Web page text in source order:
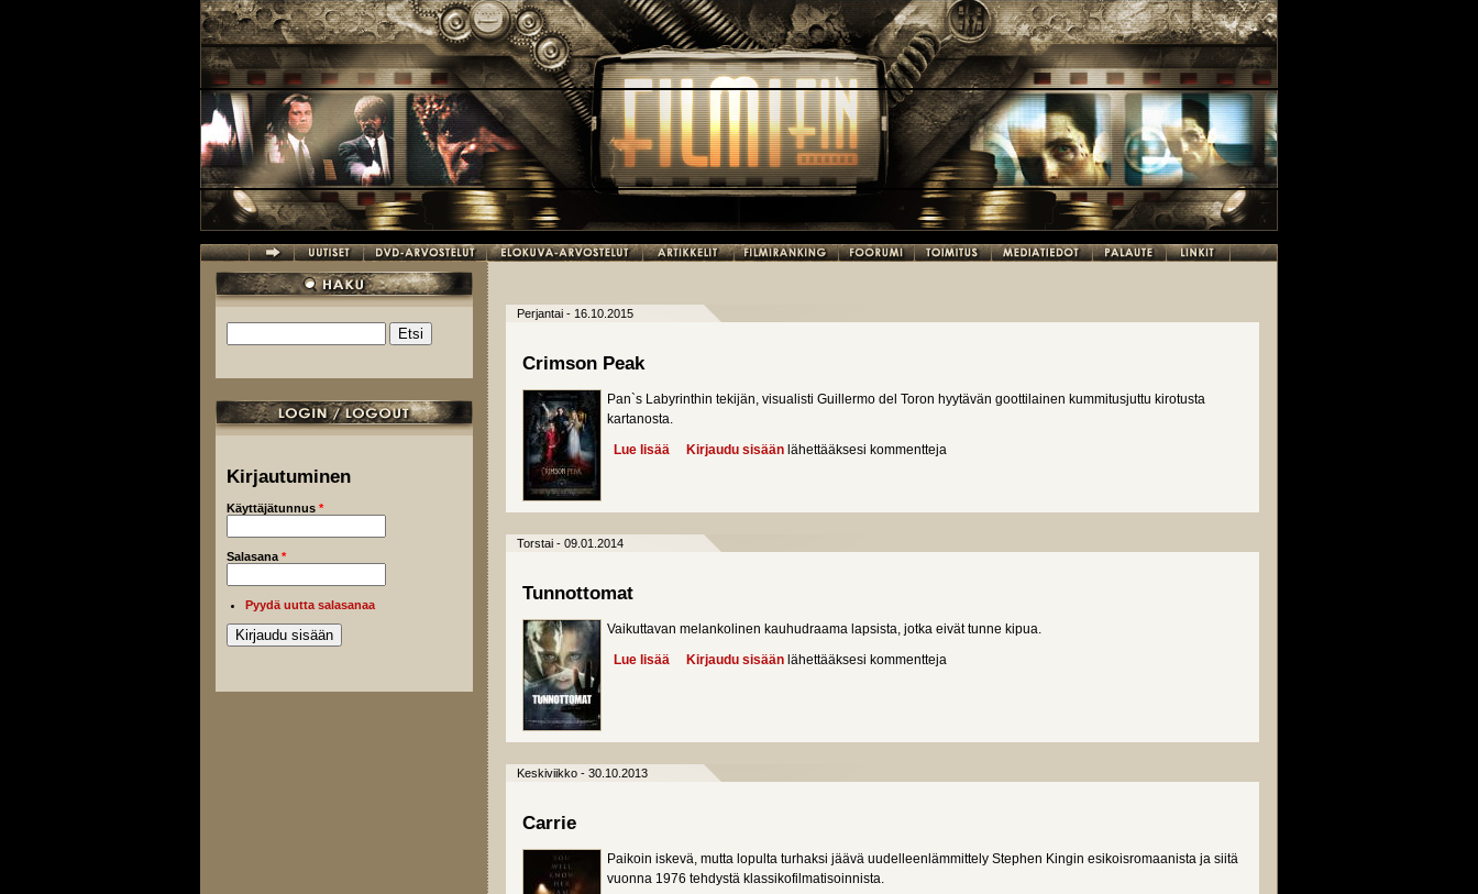
Hakulomake
Kirjautuminen
Käyttäjätunnus *
Salasana *
Pyydä uutta salasanaa
Perjantai - 16.10.2015
Crimson Peak
Pan`s Labyrinthin tekijän, visualisti Guillermo del Toron hyytävän goottilainen kummitusjuttu kirotusta
kartanosta.
Lue lisää about Crimson Peak
Kirjaudu sisään lähettääksesi kommentteja
Torstai - 09.01.2014
Tunnottomat
Vaikuttavan melankolinen kauhudraama lapsista, jotka eivät tunne kipua.
Lue lisää about Tunnottomat
Kirjaudu sisään lähettääksesi kommentteja
Keskiviikko - 30.10.2013
Carrie
Paikoin iskevä, mutta lopulta turhaksi jäävä uudelleenlämmittely Stephen Kingin esikoisromaanista ja siitä
vuonna 1976 tehdystä klassikofilmatisoinnista.